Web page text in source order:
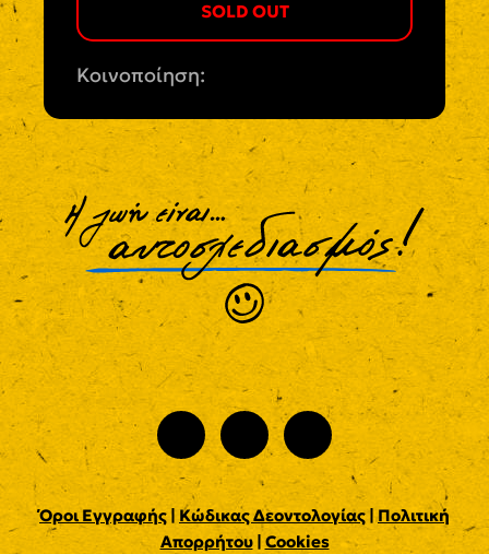
SOLD OUT
Κοινοποίηση:
Όροι Εγγραφής | Κώδικας Δεοντολογίας|Πολιτική
Απορρήτου| Cookies